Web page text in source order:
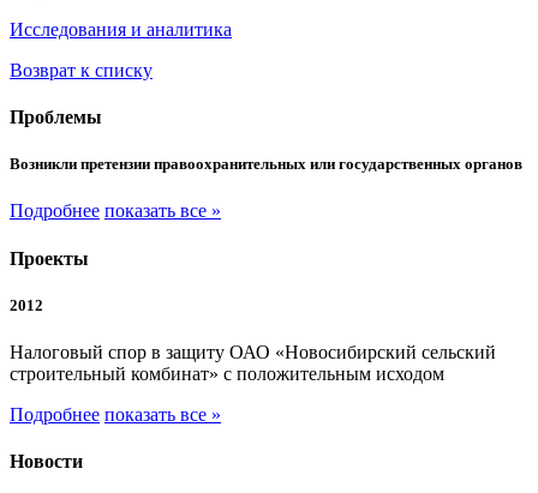
Исследования и аналитика
Возврат к списку
Проблемы
Возникли претензии правоохранительных или государственных органов
Подробнее показать все »
Проекты
2012
Налоговый спор в защиту ОАО «Новосибирский сельский
строительный комбинат» с положительным исходом
Подробнее показать все »
Новости